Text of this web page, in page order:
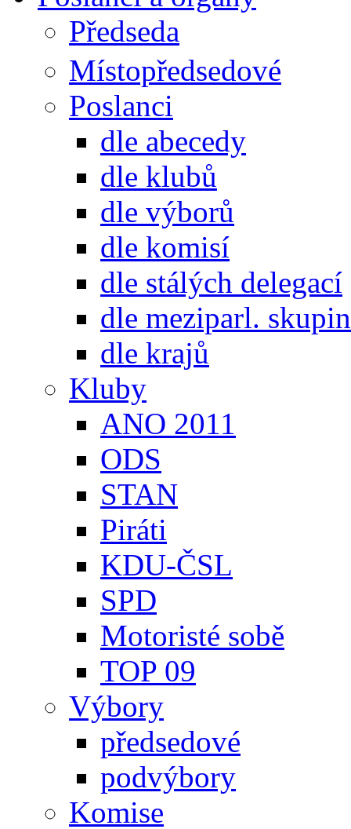
Předseda
Místopředsedové
Poslanci
dle abecedy
dle klubů
dle výborů
dle komisí
dle stálých delegací
dle meziparl. skupin
dle krajů
Kluby
ANO 2011
ODS
STAN
Piráti
KDU-ČSL
SPD
Motoristé sobě
TOP 09
Výbory
předsedové
podvýbory
Komise